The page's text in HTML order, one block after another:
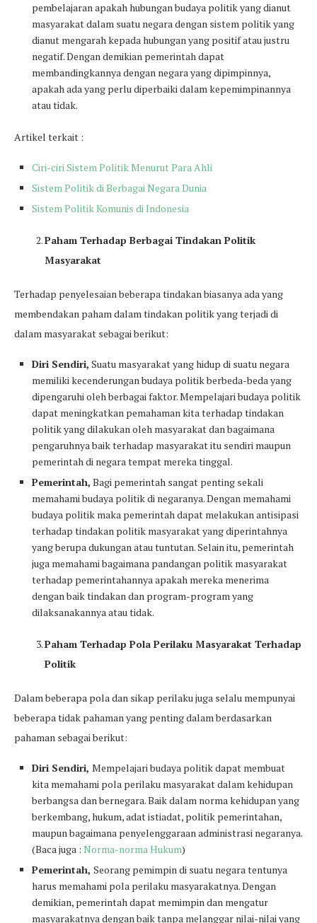
pembelajaran apakah hubungan budaya politik yang dianut
masyarakat dalam suatu negara dengan sistem politik yang
dianut mengarah kepada hubungan yang positif atau justru
negatif. Dengan demikian pemerintah dapat
membandingkannya dengan negara yang dipimpinnya,
apakah ada yang perlu diperbaiki dalam kepemimpinannya
atau tidak.
Artikel terkait :
Ciri-ciri Sistem Politik Menurut Para Ahli
Sistem Politik di Berbagai Negara Dunia
Sistem Politik Komunis di Indonesia
Paham Terhadap Berbagai Tindakan Politik
Masyarakat
Terhadap penyelesaian beberapa tindakan biasanya ada yang
membendakan paham dalam tindakan politik yang terjadi di
dalam masyarakat sebagai berikut:
Diri Sendiri, Suatu masyarakat yang hidup di suatu negara
memiliki kecenderungan budaya politik berbeda-beda yang
dipengaruhi oleh berbagai faktor. Mempelajari budaya politik
dapat meningkatkan pemahaman kita terhadap tindakan
politik yang dilakukan oleh masyarakat dan bagaimana
pengaruhnya baik terhadap masyarakat itu sendiri maupun
pemerintah di negara tempat mereka tinggal.
Pemerintah, Bagi pemerintah sangat penting sekali
memahami budaya politik di negaranya. Dengan memahami
budaya politik maka pemerintah dapat melakukan antisipasi
terhadap tindakan politik masyarakat yang diperintahnya
yang berupa dukungan atau tuntutan. Selain itu, pemerintah
juga memahami bagaimana pandangan politik masyarakat
terhadap pemerintahannya apakah mereka menerima
dengan baik tindakan dan program-program yang
dilaksanakannya atau tidak.
Paham Terhadap Pola Perilaku Masyarakat Terhadap
Politik
Dalam beberapa pola dan sikap perilaku juga selalu mempunyai
beberapa tidak pahaman yang penting dalam berdasarkan
pahaman sebagai berikut:
Diri Sendiri, Mempelajari budaya politik dapat membuat
kita memahami pola perilaku masyarakat dalam kehidupan
berbangsa dan bernegara. Baik dalam norma kehidupan yang
berkembang, hukum, adat istiadat, politik pemerintahan,
maupun bagaimana penyelenggaraan administrasi negaranya.
(Baca juga : Norma-norma Hukum)
Pemerintah, Seorang pemimpin di suatu negara tentunya
harus memahami pola perilaku masyarakatnya. Dengan
demikian, pemerintah dapat memimpin dan mengatur
masyarakatnya dengan baik tanpa melanggar nilai-nilai yang